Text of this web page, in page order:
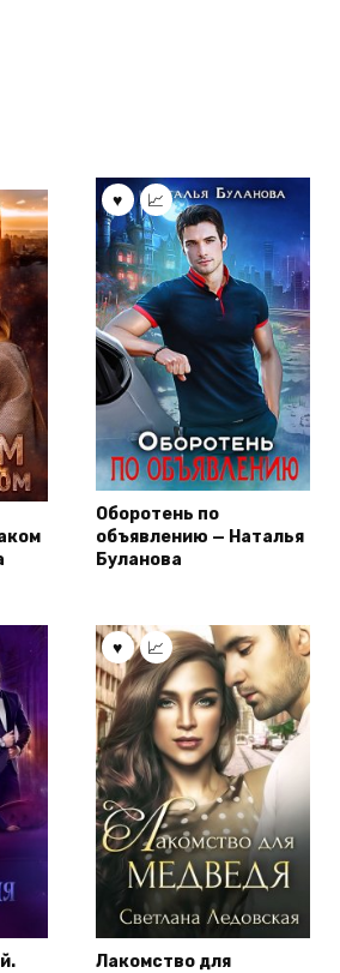
Оборотень по
объявлению — Наталья
Буланова
Лакомство для